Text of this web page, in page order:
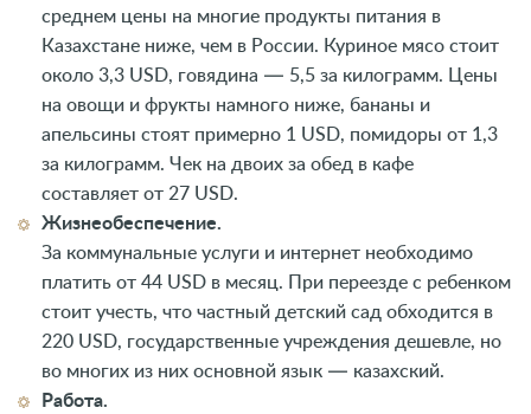
среднем цены на многие продукты питания в
Казахстане ниже, чем в России. Куриное мясо стоит
около 3,3 USD, говядина — 5,5 за килограмм. Цены
на овощи и фрукты намного ниже, бананы и
апельсины стоят примерно 1 USD, помидоры от 1,3
за килограмм. Чек на двоих за обед в кафе
составляет от 27 USD.
Жизнеобеспечение.
За коммунальные услуги и интернет необходимо
платить от 44 USD в месяц. При переезде с ребенком
стоит учесть, что частный детский сад обходится в
220 USD, государственные учреждения дешевле, но
во многих из них основной язык — казахский.
Работа.